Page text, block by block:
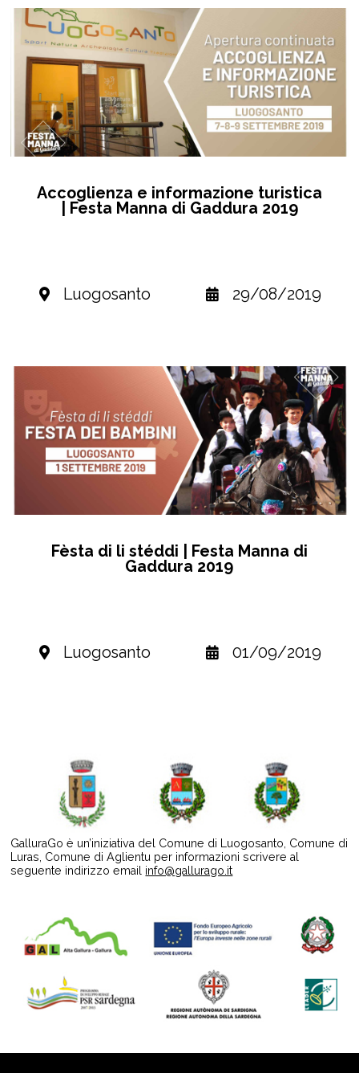
Accoglienza e informazione turistica
| Festa Manna di Gaddura 2019
Luogosanto 29/08/2019
Fèsta di li stéddi | Festa Manna di
Gaddura 2019
Luogosanto 01/09/2019
GalluraGo è un’iniziativa del Comune di Luogosanto, Comune di
Luras, Comune di Aglientu per informazioni scrivere al
seguente indirizzo email info@gallurago.it